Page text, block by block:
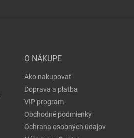
O NÁKUPE
Ako nakupovať
Doprava a platba
VIP program
Obchodné podmienky
Ochrana osobných údajov